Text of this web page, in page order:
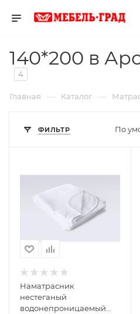
140*200 в
4
Главная — Каталог —
ФИЛЬТР По
Наматрасник
нестеганый
водонепроницаемый